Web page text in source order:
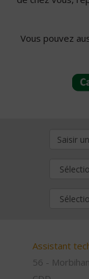
Vous pouvez
Assistant
56 - Morbihan